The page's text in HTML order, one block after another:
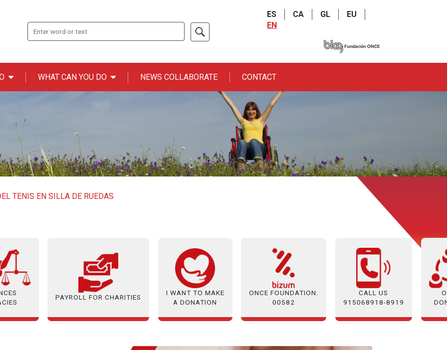
Search
ES CA GL
EU
EN
WHAT CAN YOU DO NEWS COLLABORATE CONTACT
TENIS EN SILLA DE RUEDAS
PAYROLL FOR CHARITIES
I WANT TO MAKE
A DONATION
ONCE FOUNDATION:
00582
CALL US
915068918-8919